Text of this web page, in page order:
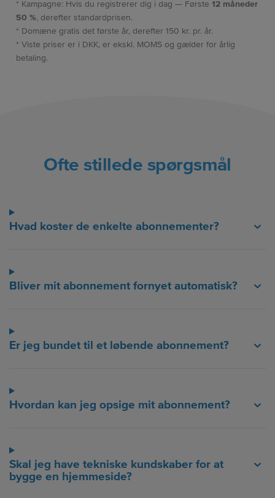
* Kampagne: Hvis du registrerer dig i dag — Første 12 måneder
50 %, derefter standardprisen.
* Domæne gratis det første år, derefter 150 kr. pr. år.
* Viste priser er i DKK, er ekskl. MOMS og gælder for årlig
betaling.
Ofte stillede spørgsmål
Hvad koster de enkelte abonnementer?
Bliver mit abonnement fornyet automatisk?
Er jeg bundet til et løbende abonnement?
Hvordan kan jeg opsige mit abonnement?
Skal jeg have tekniske kundskaber for at
bygge en hjemmeside?